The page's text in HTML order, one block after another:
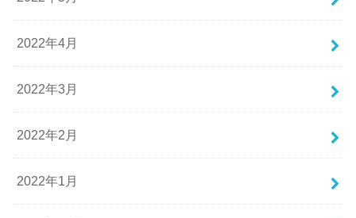
2022年4月
2022年3月
2022年2月
2022年1月